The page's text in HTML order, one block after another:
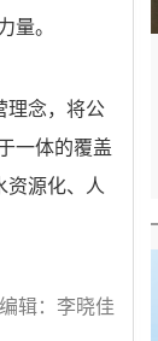
量。
理念，将公
一体的覆盖
资源化、人
编辑：李晓佳